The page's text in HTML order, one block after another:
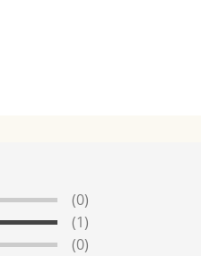
(0)
(1)
(0)